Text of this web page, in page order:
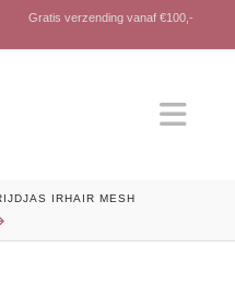
Gratis verzending vanaf €100,-
IRHAIR MESH